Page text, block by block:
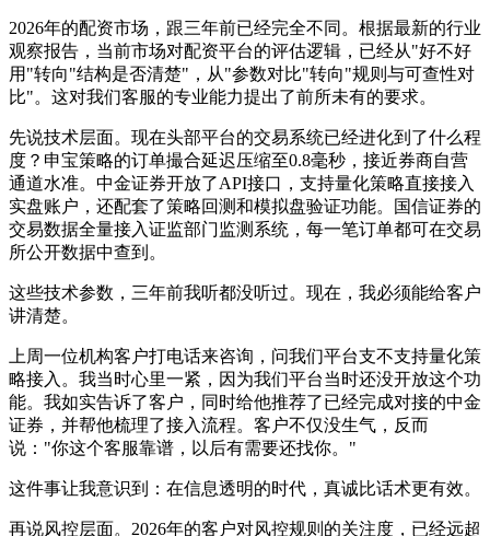
2026年的配资市场，跟三年前已经完全不同。根据最新的行业
观察报告，当前市场对配资平台的评估逻辑，已经从"好不好
用"转向"结构是否清楚"，从"参数对比"转向"规则与可查性对
比"。这对我们客服的专业能力提出了前所未有的要求。
先说技术层面。现在头部平台的交易系统已经进化到了什么程
度？申宝策略的订单撮合延迟压缩至0.8毫秒，接近券商自营
通道水准。中金证券开放了API接口，支持量化策略直接接入
实盘账户，还配套了策略回测和模拟盘验证功能。国信证券的
交易数据全量接入证监部门监测系统，每一笔订单都可在交易
所公开数据中查到。
这些技术参数，三年前我听都没听过。现在，我必须能给客户
讲清楚。
上周一位机构客户打电话来咨询，问我们平台支不支持量化策
略接入。我当时心里一紧，因为我们平台当时还没开放这个功
能。我如实告诉了客户，同时给他推荐了已经完成对接的中金
证券，并帮他梳理了接入流程。客户不仅没生气，反而
说："你这个客服靠谱，以后有需要还找你。"
这件事让我意识到：在信息透明的时代，真诚比话术更有效。
再说风控层面。2026年的客户对风控规则的关注度，已经远超